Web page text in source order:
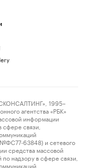
1995–
агентства «РБК»
информации
связи,
63848) и сетевого
средства массовой
надзору в сфере связи,